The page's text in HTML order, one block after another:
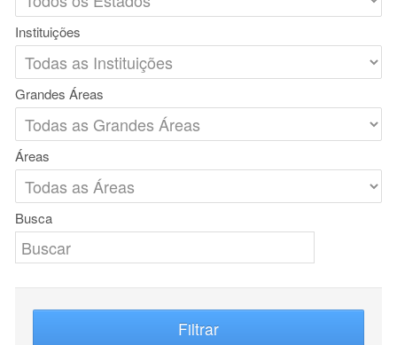
Instituições
Grandes Áreas
Áreas
Busca
Filtrar